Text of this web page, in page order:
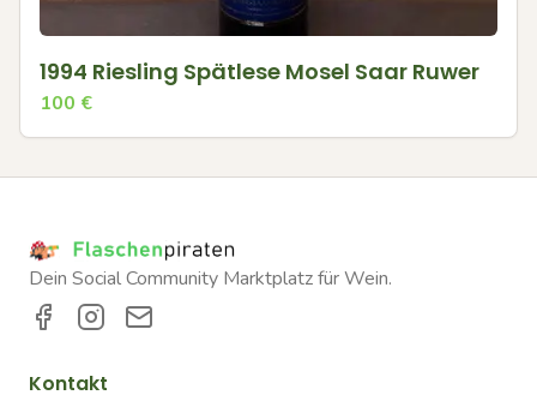
1994 Riesling Spätlese Mosel Saar Ruwer
100 €
Dein Social Community Marktplatz für Wein.
Kontakt